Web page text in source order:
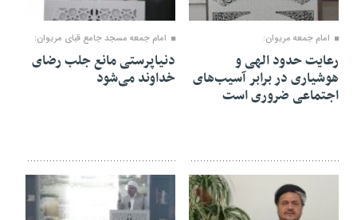
امام جمعه مریوان:
رعایت حدود الهی و
هوشیاری در برابر آسیب‌های
اجتماعی ضروری است
امام جمعه مسجد جامع قبای مریوان:
دنیاپرستی مانع جلب رضای
خداوند می‌شود